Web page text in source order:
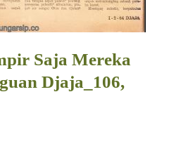
Saja Mereka
Djaja_106,